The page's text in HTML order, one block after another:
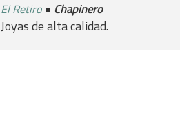
El Retiro • Chapinero
Joyas de alta calidad.